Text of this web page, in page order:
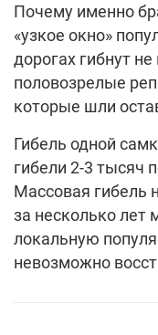
Почему именно
«узкое окно»
дорогах гибнут
половозрелые
которые шли
Гибель одной
гибели 2-3 тысяч
Массовая гибель
за несколько лет
локальную
невозможно